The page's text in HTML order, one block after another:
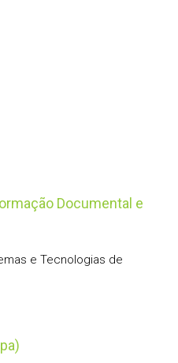
Documental e
e Tecnologias de